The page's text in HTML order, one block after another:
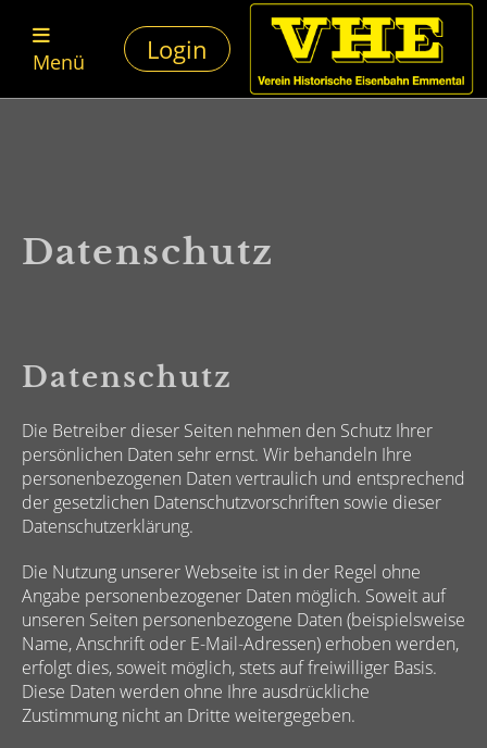
Login
Menü
Datenschutz
Datenschutz
Die Betreiber dieser Seiten nehmen den Schutz Ihrer
persönlichen Daten sehr ernst. Wir behandeln Ihre
personenbezogenen Daten vertraulich und entsprechend
der gesetzlichen Datenschutzvorschriften sowie dieser
Datenschutzerklärung.
Die Nutzung unserer Webseite ist in der Regel ohne
Angabe personenbezogener Daten möglich. Soweit auf
unseren Seiten personenbezogene Daten (beispielsweise
Name, Anschrift oder E-Mail-Adressen) erhoben werden,
erfolgt dies, soweit möglich, stets auf freiwilliger Basis.
Diese Daten werden ohne Ihre ausdrückliche
Zustimmung nicht an Dritte weitergegeben.